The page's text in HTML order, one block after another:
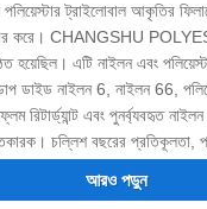
ট্রাইলোবাল আকৃতির
করে। CHANGSHU
হয়েছিল। এটি নাইলন এবং
ডাইড নাইলন 6, নাইলন 66,
রিটার্ড্যান্ট এবং পুনর্ব্যবহৃত
চল্লিশ বছরের প্রতিকূলতা,
শক্তিশালী প্রযুক্তিগত কর্মী, প্রথম-
আরও পড়ুন